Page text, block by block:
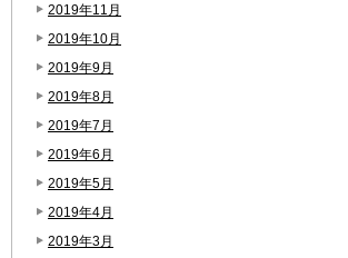
2019年11月
2019年10月
2019年9月
2019年8月
2019年7月
2019年6月
2019年5月
2019年4月
2019年3月